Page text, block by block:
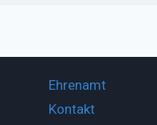
Ehrenamt
Kontakt